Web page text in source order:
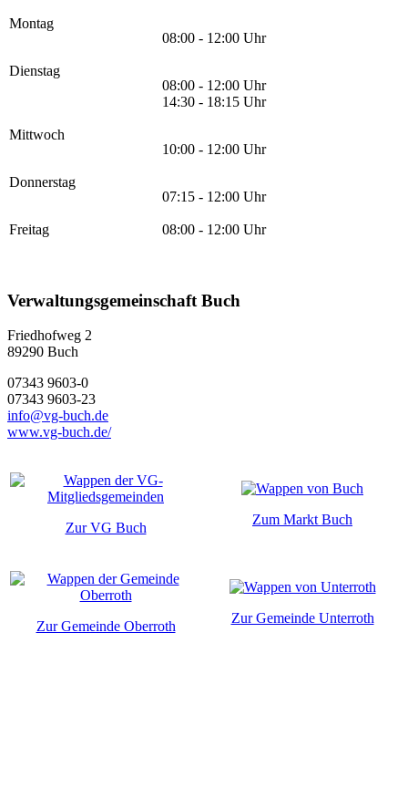
Montag
08:00 - 12:00 Uhr
Dienstag
08:00 - 12:00 Uhr
14:30 - 18:15 Uhr
Mittwoch
10:00 - 12:00 Uhr
Donnerstag
07:15 - 12:00 Uhr
Freitag 08:00 - 12:00 Uhr
Verwaltungsgemeinschaft Buch
Friedhofweg 2
89290 Buch
07343 9603-0
07343 9603-23
info@vg-buch.de
www.vg-buch.de/
Zur VG Buch
Zum Markt Buch
Zur Gemeinde Oberroth
Zur Gemeinde Unterroth